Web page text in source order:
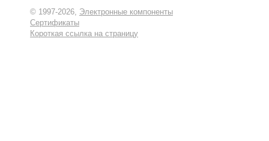
© 1997-2026, Электронные компоненты
Сертификаты
Короткая ссылка на страницу